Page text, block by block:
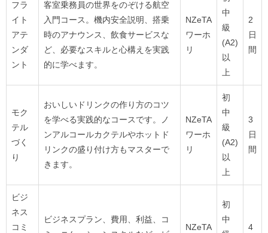
フラ
イト
アテ
ンダ
ント
客室乗務員の世界をのぞける航空
入門コース。機内安全説明、搭乗
時のアナウンス、飲食サービスな
ど、必要なスキルと心構えを実践
的に学べます。
NZeTA
ワーホ
リ
中
級
(A2)
以
上
2
日
間
モク
テル
づく
り
おいしいドリンクの作り方のコツ
を学べる実践的なコースです。ノ
ンアルコールカクテルやホットド
リンクの盛り付け方もマスターで
きます。
NZeTA
ワーホ
リ
初
中
級
(A2)
以
上
3
日
間
ビジ
ネス
コミ
ビジネスプラン、費用、利益、コ
NZeTA
初
中
4